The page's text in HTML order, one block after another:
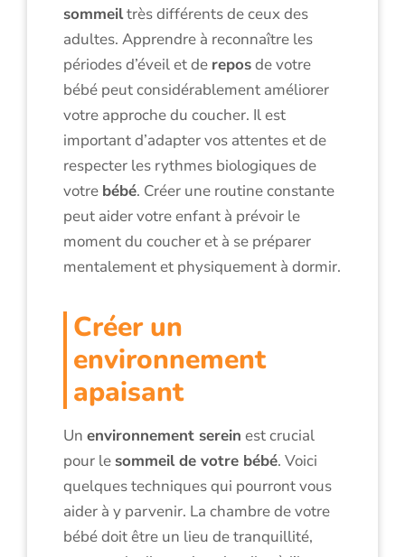
sommeiltrès différents de ceux des
adultes. Apprendre à reconnaître les
périodes d’éveil et de reposde votre
bébé peut considérablement améliorer
votre approche du coucher. Il est
important d’adapter vos attentes et de
respecter les rythmes biologiques de
votre bébé. Créer une routine constante
peut aider votre enfant à prévoir le
moment du coucher et à se préparer
mentalement et physiquement à dormir.
Créer un
environnement
apaisant
Un environnement serein est crucial
pour le sommeil de votre bébé. Voici
quelques techniques qui pourront vous
aider à y parvenir. La chambre de votre
bébé doit être un lieu de tranquillité,